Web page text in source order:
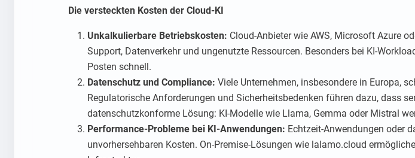
Die versteckten Kosten der Cloud-KI
Unkalkulierbare Betriebskosten: Cloud-Anbieter wie AWS, Microsoft Azure
Support, Datenverkehr und ungenutzte Ressourcen. Besonders bei KI-
Posten schnell.
Datenschutz und Compliance: Viele Unternehmen, insbesondere in Europa,
Regulatorische Anforderungen und Sicherheitsbedenken führen dazu, dass
datenschutzkonforme Lösung: KI-Modelle wie Llama, Gemma oder Mistral
Performance-Probleme bei KI-Anwendungen: Echtzeit-Anwendungen oder
unvorhersehbaren Kosten. On-Premise-Lösungen wie lalamo.cloud